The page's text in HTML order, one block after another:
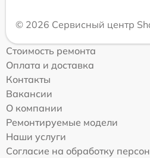
© 2026 Сервисный центр
Стоимость ремонта
Оплата и доставка
Контакты
Вакансии
О компании
Ремонтируемые модели
Наши услуги
Согласие на обработку